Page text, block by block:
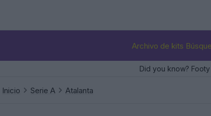
Archivo de kits
Did you know?
Inicio Serie A Atalanta